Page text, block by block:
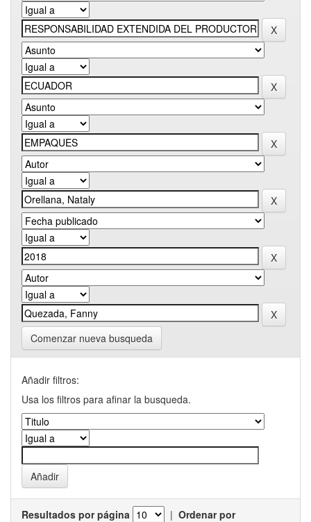
Comenzar nueva busqueda
Añadir filtros:
Usa los filtros para afinar la busqueda.
Resultados por página | Ordenar por